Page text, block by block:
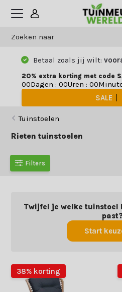
Betaal zoals jij wilt:
20% extra korting met code
00Dagen : 00Uren : 00
SALE
Tuinstoelen
Rieten tuinstoelen
Filters
Twijfel je welke tuinstoel
Start
38% korting